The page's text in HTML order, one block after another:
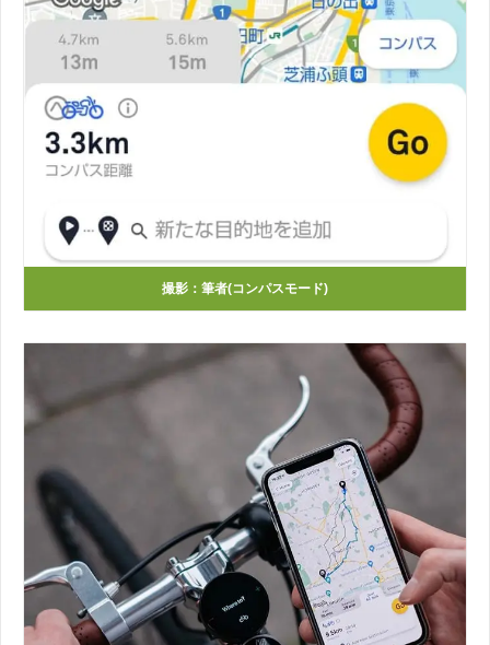
撮影：筆者(コンパスモード)